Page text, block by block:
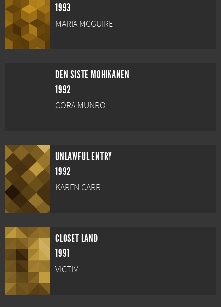
1993
MARIA MCGUIRE
DEN SISTE MOHIKANEN
1992
CORA MUNRO
UNLAWFUL ENTRY
1992
KAREN CARR
CLOSET LAND
1991
VICTIM